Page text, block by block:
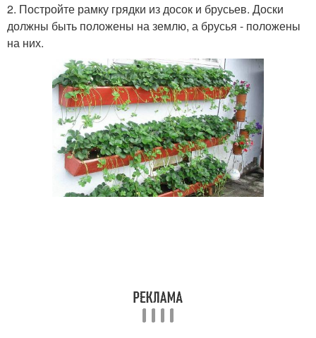
2. Постройте рамку грядки из досок и брусьев. Доски
должны быть положены на землю, а брусья - положены
на них.